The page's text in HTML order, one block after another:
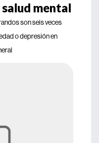
mental
son seis veces
o depresión en